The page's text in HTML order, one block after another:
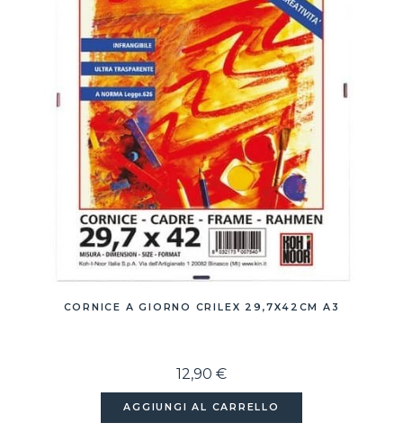
CORNICE A GIORNO CRILEX 29,7X42CM A3
12,90 €
AGGIUNGI AL CARRELLO